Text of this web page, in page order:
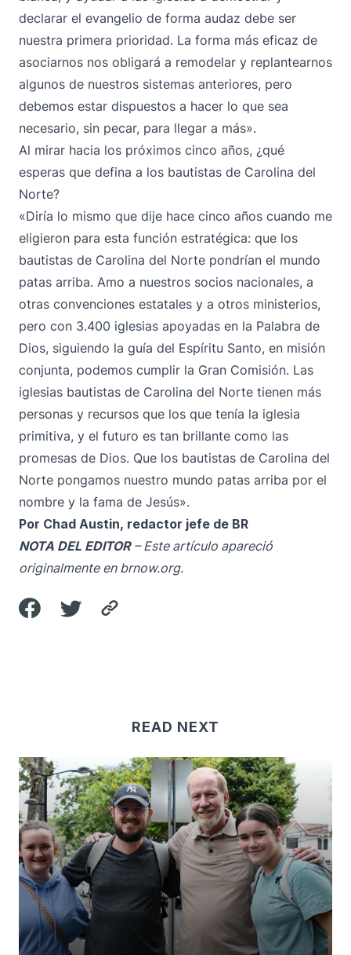
declarar el evangelio de forma audaz debe ser
nuestra primera prioridad. La forma más eficaz de
asociarnos nos obligará a remodelar y replantearnos
algunos de nuestros sistemas anteriores, pero
debemos estar dispuestos a hacer lo que sea
necesario, sin pecar, para llegar a más».
Al mirar hacia los próximos cinco años, ¿qué
esperas que defina a los bautistas de Carolina del
Norte?
«Diría lo mismo que dije hace cinco años cuando me
eligieron para esta función estratégica: que los
bautistas de Carolina del Norte pondrían el mundo
patas arriba. Amo a nuestros socios nacionales, a
otras convenciones estatales y a otros ministerios,
pero con 3.400 iglesias apoyadas en la Palabra de
Dios, siguiendo la guía del Espíritu Santo, en misión
conjunta, podemos cumplir la Gran Comisión. Las
iglesias bautistas de Carolina del Norte tienen más
personas y recursos que los que tenía la iglesia
primitiva, y el futuro es tan brillante como las
promesas de Dios. Que los bautistas de Carolina del
Norte pongamos nuestro mundo patas arriba por el
nombre y la fama de Jesús».
Por Chad Austin, redactor jefe de BR
NOTA DEL EDITOR– Este artículo apareció
originalmente en brnow.org.
READ NEXT